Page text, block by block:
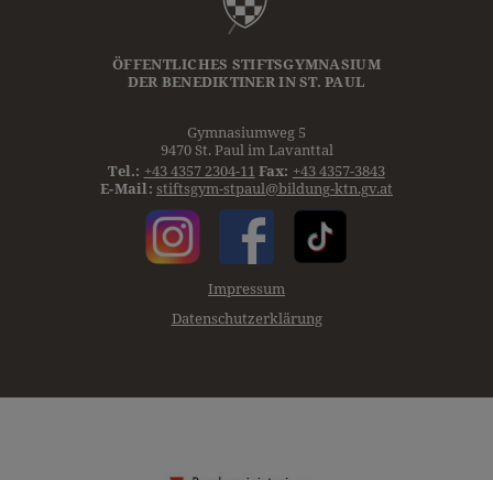
Impressum